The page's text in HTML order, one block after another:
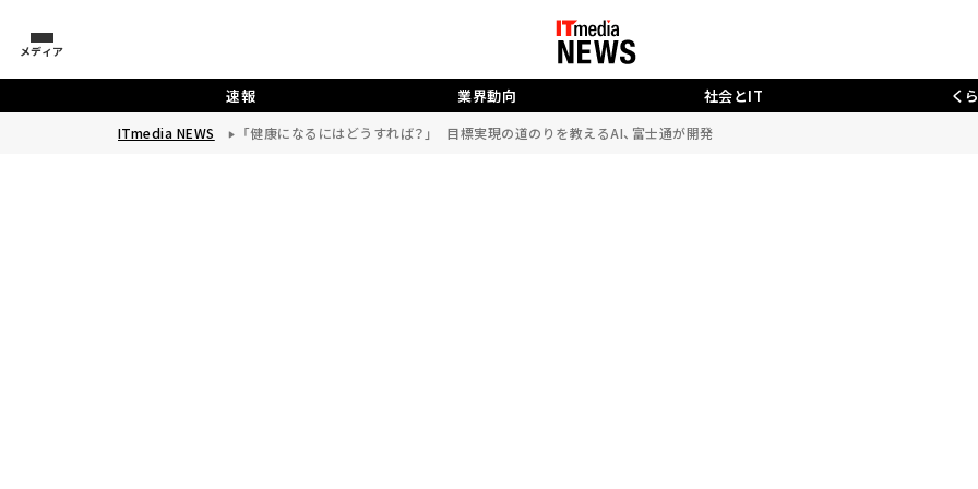
メディア
速報 業界動向 社会とIT く
ITmedia NEWS 「健康になるにはどうすれば？」 目標実現の道のりを教えるAI、富士通が開発